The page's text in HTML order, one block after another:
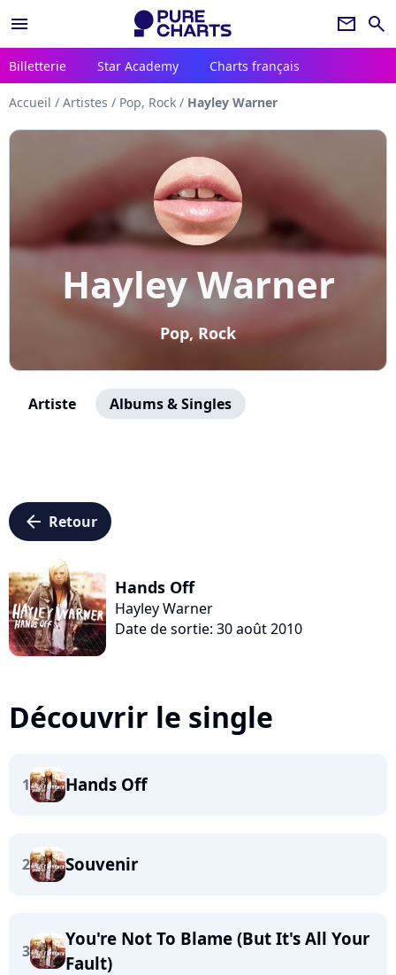
menu newsletter search
Billetterie Star Academy Charts français
Accueil / Artistes / Pop, Rock / Hayley Warner
Hayley Warner
Pop, Rock
Artiste Albums & Singles
arrow_left Retour
Hands Off
Hayley Warner
Date de sortie: 30 août 2010
Découvrir le single
1 Hands Off
2 Souvenir
3
You're Not To Blame (But It's All Your
Fault)